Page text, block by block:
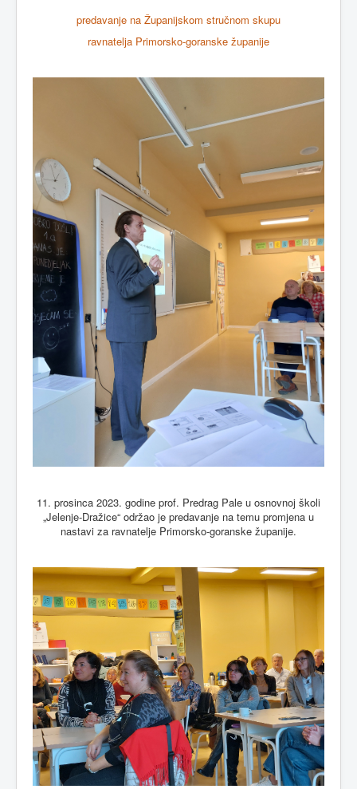
predavanje na Županijskom stručnom skupu
ravnatelja Primorsko-goranske županije
11. prosinca 2023. godine prof. Predrag Pale u osnovnoj školi
„Jelenje-Dražice“ održao je predavanje na temu promjena u
nastavi za ravnatelje Primorsko-goranske županije.